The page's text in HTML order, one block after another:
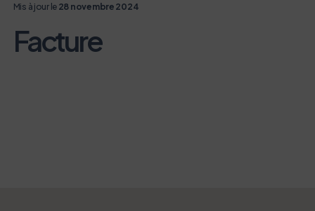
Mis à jour le28 novembre 2024
Facture